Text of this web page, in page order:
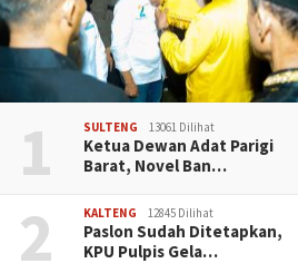
1 SULTENG 13061 Dilihat
Ketua Dewan Adat Parigi
Barat, Novel Ban…
2 KALTENG 12845 Dilihat
Paslon Sudah Ditetapkan,
KPU Pulpis Gela…